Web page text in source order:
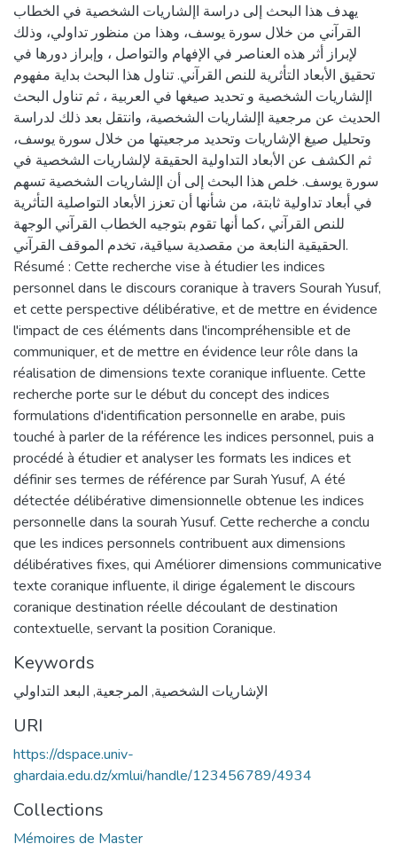
يهدف هذا البحث إلى دراسة اإلشاريات الشخصية في الخطاب
القرآني من خلال سورة يوسف، وهذا من منظور تداولي، وذلك
لإبراز أثر هذه العناصر في الإفهام والتواصل ، وإبراز دورها في
تحقيق الأبعاد التأثرية للنص القرآني. تناول هذا البحث بداية مفهوم
اإلشاريات الشخصية و تحديد صيغها في العربية ، ثم تناول البحث
الحديث عن مرجعية اإلشاريات الشخصية، وانتقل بعد ذلك لدراسة
وتحليل صيغ الإشاريات وتحديد مرجعيتها من خلال سورة يوسف،
ثم الكشف عن الأبعاد التداولية الحقيقة لإلشاريات الشخصية في
سورة يوسف. خلص هذا البحث إلى أن اإلشاريات الشخصية تسهم
في أبعاد تداولية ثابتة، من شأنها أن تعزز الأبعاد التواصلية التأثرية
للنص القرآني ،كما أنها تقوم بتوجيه الخطاب القرآني الوجهة
الحقيقية النابعة من مقصدية سياقية، تخدم الموقف القرآني.
Résumé : Cette recherche vise à étudier les indices
personnel dans le discours coranique à travers Sourah Yusuf,
et cette perspective délibérative, et de mettre en évidence
l'impact de ces éléments dans l'incompréhensible et de
communiquer, et de mettre en évidence leur rôle dans la
réalisation de dimensions texte coranique influente. Cette
recherche porte sur le début du concept des indices
formulations d'identification personnelle en arabe, puis
touché à parler de la référence les indices personnel, puis a
procédé à étudier et analyser les formats les indices et
définir ses termes de référence par Surah Yusuf, A été
détectée délibérative dimensionnelle obtenue les indices
personnelle dans la sourah Yusuf. Cette recherche a conclu
que les indices personnels contribuent aux dimensions
délibératives fixes, qui Améliorer dimensions communicative
texte coranique influente, il dirige également le discours
coranique destination réelle découlant de destination
contextuelle, servant la position Coranique.
Keywords
الإشاريات الشخصية, المرجعية, البعد التداولي
URI
https://dspace.univ-
ghardaia.edu.dz/xmlui/handle/123456789/4934
Collections
Mémoires de Master